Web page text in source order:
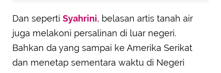
Dan seperti Syahrini, belasan artis tanah air
juga melakoni persalinan di luar negeri.
Bahkan da yang sampai ke Amerika Serikat
dan menetap sementara waktu di Negeri